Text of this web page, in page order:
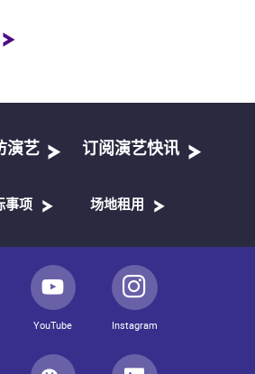
演艺 订阅演艺快讯
事项 场地租用
YouTube Instagram